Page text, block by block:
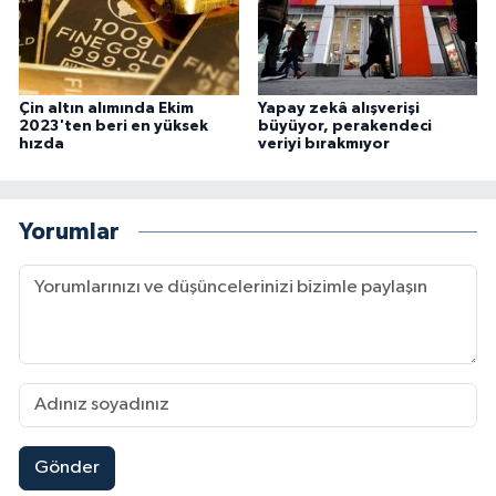
Çin altın alımında Ekim
2023'ten beri en yüksek
hızda
Yapay zekâ alışverişi
büyüyor, perakendeci
veriyi bırakmıyor
Yorumlar
Gönder